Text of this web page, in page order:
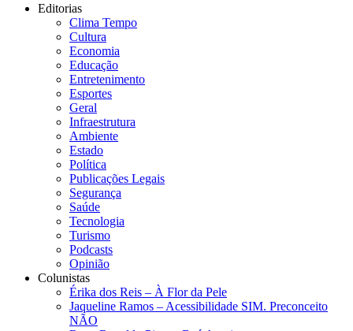
Editorias
Clima Tempo
Cultura
Economia
Educação
Entretenimento
Esportes
Geral
Infraestrutura
Ambiente
Estado
Política
Publicações Legais
Segurança
Saúde
Tecnologia
Turismo
Podcasts
Opinião
Colunistas
Érika dos Reis​ – À Flor da Pele
Jaqueline Ramos – Acessibilidade SIM. Preconceito
NÃO